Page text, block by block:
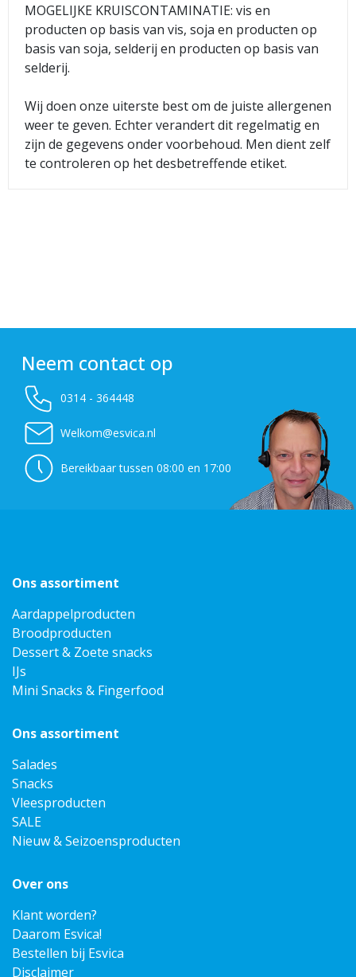
MOGELIJKE KRUISCONTAMINATIE: vis en
producten op basis van vis, soja en producten op
basis van soja, selderij en producten op basis van
selderij.
Wij doen onze uiterste best om de juiste allergenen
weer te geven. Echter verandert dit regelmatig en
zijn de gegevens onder voorbehoud. Men dient zelf
te controleren op het desbetreffende etiket.
Neem contact op
0314 - 364448
Welkom@esvica.nl
Bereikbaar tussen 08:00 en 17:00
Ons assortiment
Aardappelproducten
Broodproducten
Dessert & Zoete snacks
IJs
Mini Snacks & Fingerfood
Ons assortiment
Salades
Snacks
Vleesproducten
SALE
Nieuw & Seizoensproducten
Over ons
Klant worden?
Daarom Esvica!
Bestellen bij Esvica
Disclaimer